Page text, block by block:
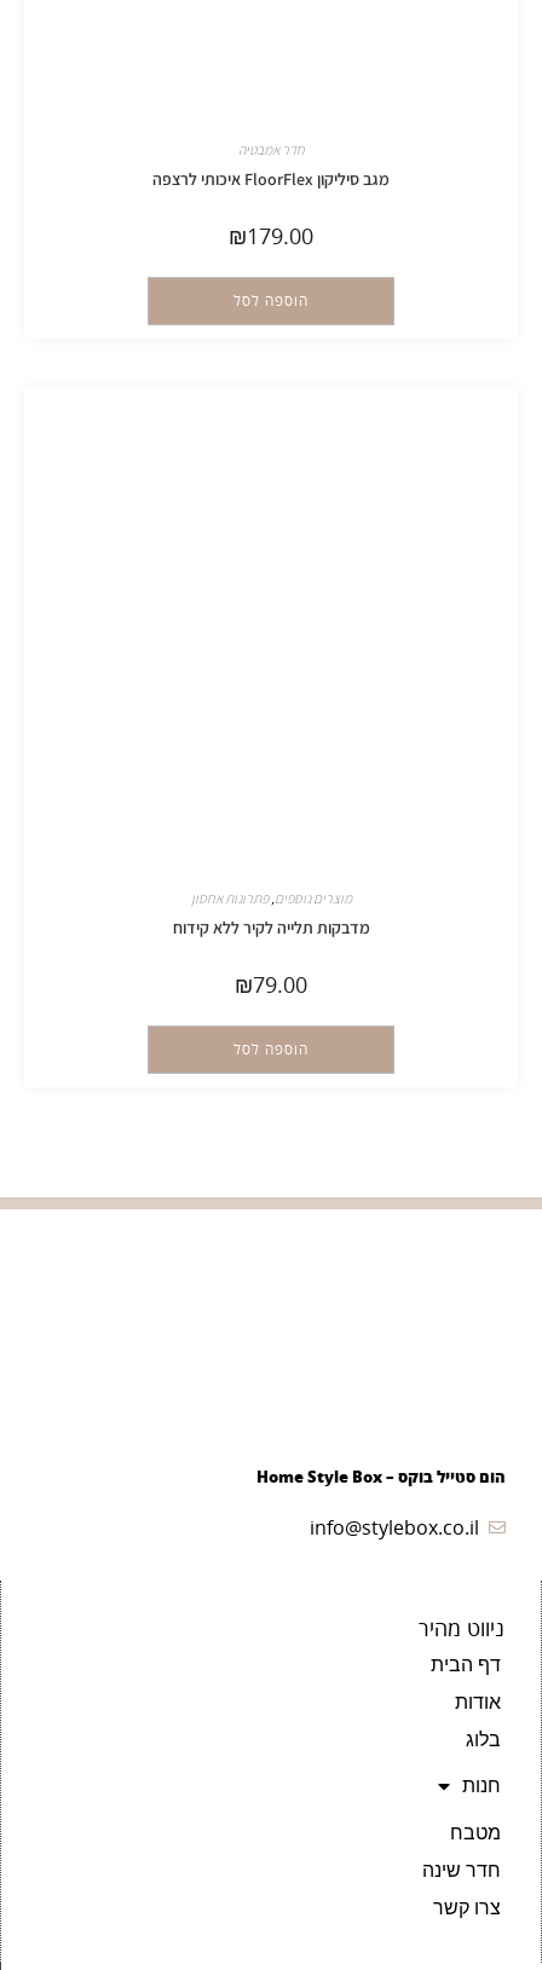
חדר אמבטיה
מגב סיליקון FloorFlex איכותי לרצפה
₪179.00
הוספה לסל
מוצרים נוספים,פתרונות אחסון
מדבקות תלייה לקיר ללא קידוח
₪79.00
הוספה לסל
הום סטייל בוקס – Home Style Box
info@stylebox.co.il
ניווט מהיר
דף הבית
אודות
בלוג
חנות
מטבח
חדר שינה
צרו קשר